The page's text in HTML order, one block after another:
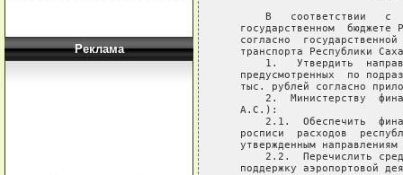
Реклама
В   соответствии   с
государственном  бюджете
согласно
транспорта Республики
1.   Утвердить
предусмотренных  по
тыс. рублей согласно
2.  Министерству
   А.С.):
2.1.  Обеспечить
росписи  расходов
утвержденным
2.2.  Перечислить
поддержку аэропортовой